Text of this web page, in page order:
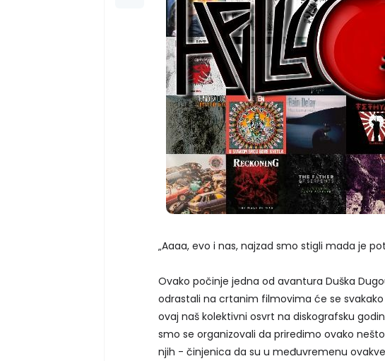
„Aaaa, evo i nas, najzad smo stigli mada je
Ovako počinje jedna od avantura Duška
odrastali na crtanim filmovima će se
ovaj naš kolektivni osvrt na diskografsku
smo se organizovali da priredimo ovako
njih - činjenica da su u međuvremenu